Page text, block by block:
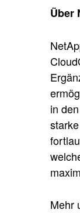
Über
in
Mehr